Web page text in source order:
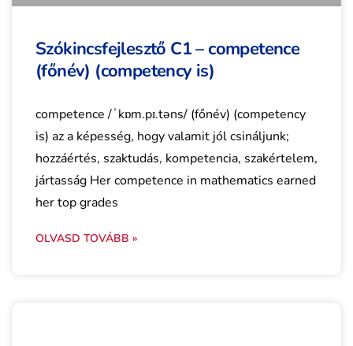
Szókincsfejlesztő C1 – competence
(főnév) (competency is)
competence /ˈkɒm.pɪ.təns/ (főnév) (competency
is) az a képesség, hogy valamit jól csináljunk;
hozzáértés, szaktudás, kompetencia, szakértelem,
jártasság Her competence in mathematics earned
her top grades
OLVASD TOVÁBB »